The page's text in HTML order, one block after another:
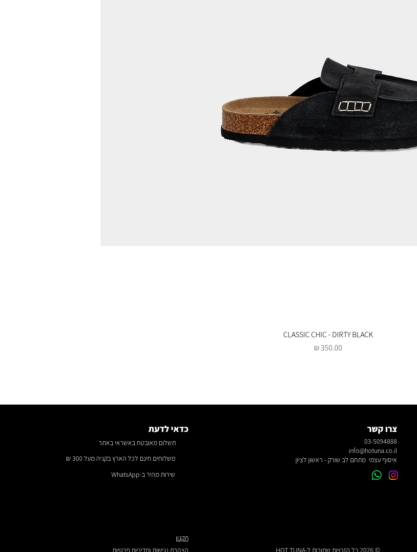
CLASSIC CHIC - DIRTY BLACK
מחיר
כדאי לדעת
תשלום מאובטח באשראי באתר
משלוחים חינם לכל הארץ בקניה מעל 300 ₪
שירות מהיר ב-WhatsApp
תקנון
הצהרת נגישות ומדיניות פרטיות
צרו קשר
03-5094888
info@hotuna.co.il
איסוף עצמי מתחם לב שורק - ראשון לציון
© 2026 כל הזכויות שמורות ל-HOT TUNA